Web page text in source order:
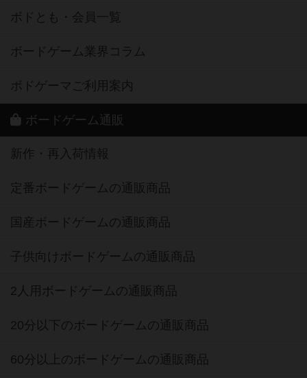
ボドとも・会員一覧
ボードゲーム業界コラム
ボドゲーマご利用案内
ボードゲーム通販
新作・再入荷情報
定番ボードゲームの通販商品
国産ボードゲームの通販商品
子供向けボードゲームの通販商品
2人用ボードゲームの通販商品
20分以下のボードゲームの通販商品
60分以上のボードゲームの通販商品